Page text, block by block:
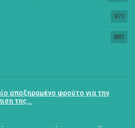
971
881
αποξηραμένο φρούτο για την
της…